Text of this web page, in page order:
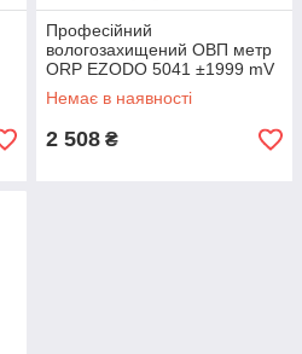
Професійний
вологозахищений ОВП метр
ORP EZODO 5041 ±1999 mV
Немає в наявності
2 508 ₴